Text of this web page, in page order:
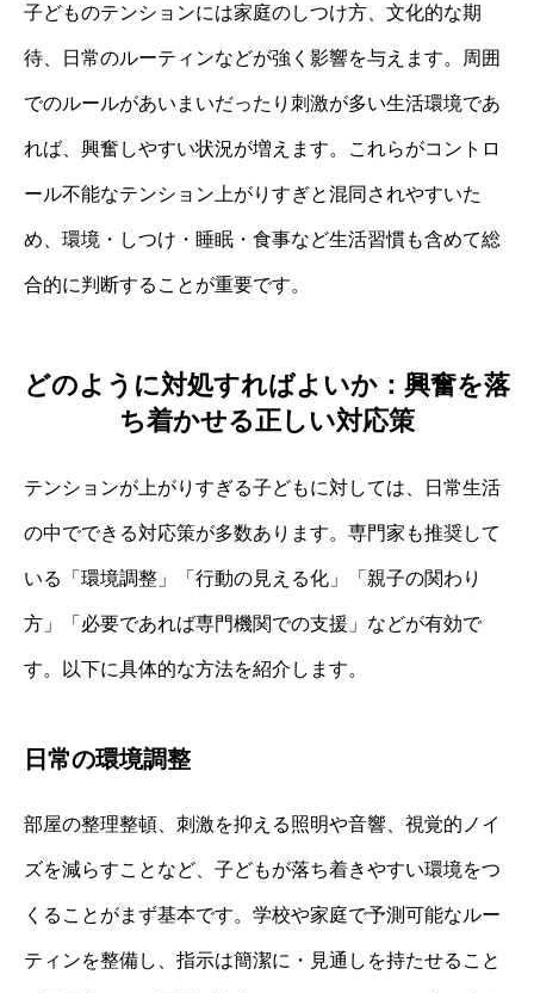
子どものテンションには家庭のしつけ方、文化的な期
待、日常のルーティンなどが強く影響を与えます。周囲
でのルールがあいまいだったり刺激が多い生活環境であ
れば、興奮しやすい状況が増えます。これらがコントロ
ール不能なテンション上がりすぎと混同されやすいた
め、環境・しつけ・睡眠・食事など生活習慣も含めて総
合的に判断することが重要です。
どのように対処すればよいか：興奮を落
ち着かせる正しい対応策
テンションが上がりすぎる子どもに対しては、日常生活
の中でできる対応策が多数あります。専門家も推奨して
いる「環境調整」「行動の見える化」「親子の関わり
方」「必要であれば専門機関での支援」などが有効で
す。以下に具体的な方法を紹介します。
日常の環境調整
部屋の整理整頓、刺激を抑える照明や音響、視覚的ノイ
ズを減らすことなど、子どもが落ち着きやすい環境をつ
くることがまず基本です。学校や家庭で予測可能なルー
ティンを整備し、指示は簡潔に・見通しを持たせること